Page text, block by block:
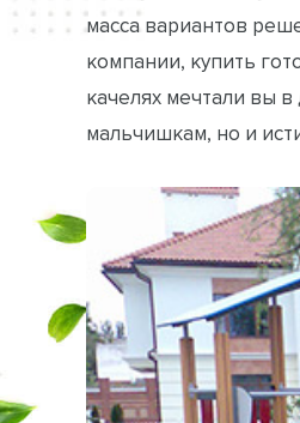
масса вариантов
компании, купить
качелях мечтали вы
мальчишкам, но и